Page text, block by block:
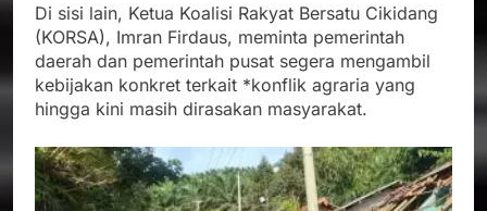
Di sisi lain, Ketua Koalisi Rakyat Bersatu Cikidang
(KORSA), Imran Firdaus, meminta pemerintah
daerah dan pemerintah pusat segera mengambil
kebijakan konkret terkait *konflik agraria yang
hingga kini masih dirasakan masyarakat.